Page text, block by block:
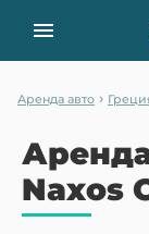
Аренда авто ›
Naxos